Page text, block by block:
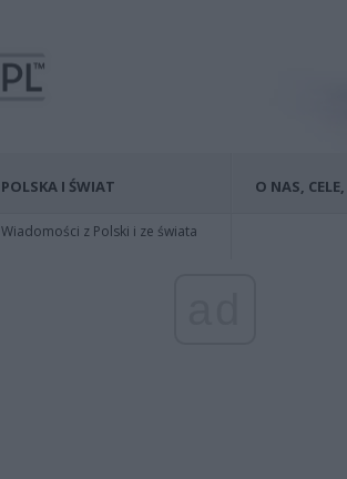
POLSKA I ŚWIAT
Wiadomości z Polski i ze świata
O NAS,